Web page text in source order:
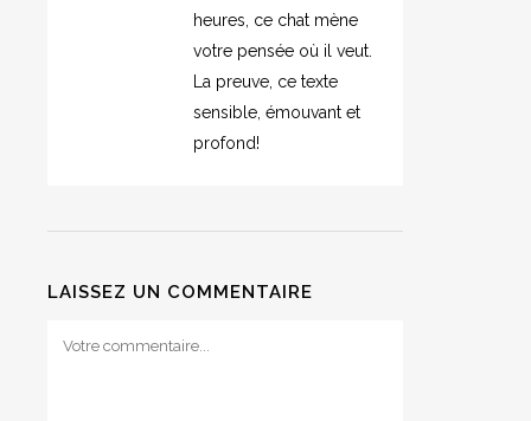
heures, ce chat mène
votre pensée où il veut.
La preuve, ce texte
sensible, émouvant et
profond!
LAISSEZ UN COMMENTAIRE